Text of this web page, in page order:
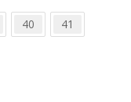
40 41